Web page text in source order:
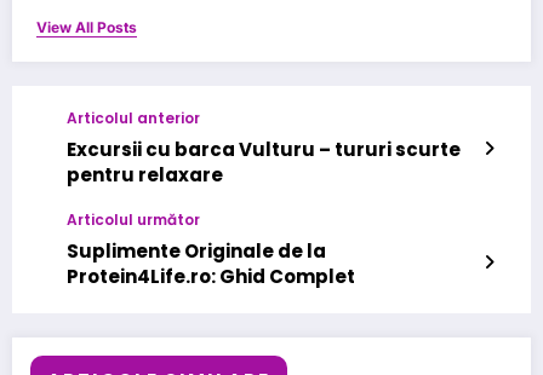
View All Posts
Articolul anterior
Excursii cu barca Vulturu – tururi scurte
pentru relaxare
Articolul următor
Suplimente Originale de la
Protein4Life.ro: Ghid Complet